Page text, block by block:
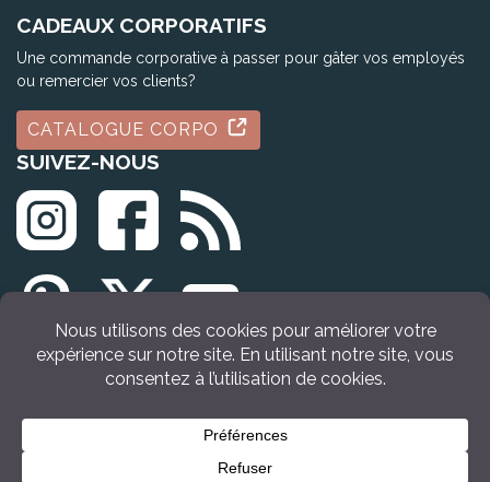
CADEAUX CORPORATIFS
Une commande corporative à passer pour gâter vos employés
ou remercier vos clients?
CATALOGUE CORPO
SUIVEZ-NOUS
© Tous droits réservés Idée Cadeau Québec (2009 - 2026)